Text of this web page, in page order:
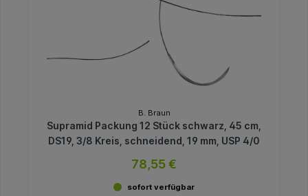
B. Braun
Supramid Packung 12 Stück schwarz, 45 cm,
DS19, 3/8 Kreis, schneidend, 19 mm, USP 4/0
78,55 €
sofort verfügbar